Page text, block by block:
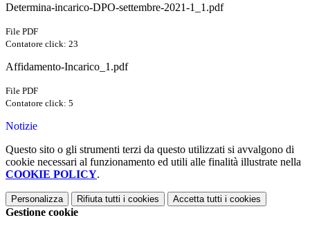
Determina-incarico-DPO-settembre-2021-1_1.pdf
File PDF
Contatore click: 23
Affidamento-Incarico_1.pdf
File PDF
Contatore click: 5
Notizie
Questo sito o gli strumenti terzi da questo utilizzati si avvalgono di
cookie necessari al funzionamento ed utili alle finalità illustrate nella
COOKIE POLICY.
Personalizza Rifiuta tutti i cookies Accetta tutti i cookies
Gestione cookie